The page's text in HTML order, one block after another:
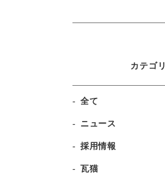
カテゴリ
全て
ニュース
採用情報
瓦猫